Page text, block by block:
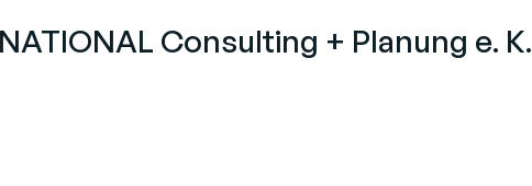
Consulting + Planung e. K.